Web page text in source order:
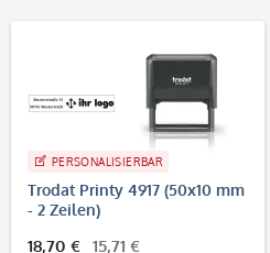
PERSONALISIERBAR
Trodat Printy 4917 (50x10 mm
- 2 Zeilen)
18,70 € 15,71 €